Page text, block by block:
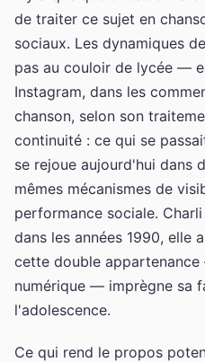
de traiter ce sujet en
sociaux. Les dynamiques
pas au couloir de lycée —
Instagram, dans les
chanson, selon son
continuité : ce qui se
se rejoue aujourd'hui dans
mêmes mécanismes de
performance sociale.
dans les années 1990, elle
cette double
numérique — imprègne sa
l'adolescence.
Ce qui rend le propos